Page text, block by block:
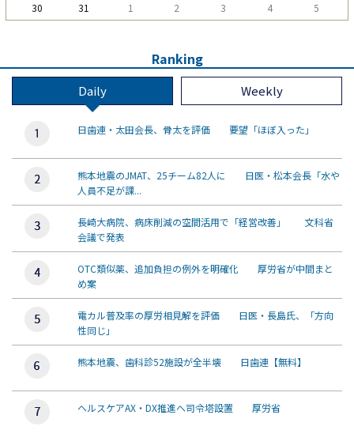
30
31 1 2 3 4 5
Ranking
Daily Weekly
日歯連・太田会長、骨太を評価 要望「ほぼ入った」
熊本地震のJMAT、25チーム82人に 日医・松本会長「水や
人員不足が課...
長崎大病院、病床削減の空間活用で「経営改善」 文科省
会議で発表
OTC類似薬、追加負担の例外を明確化 厚労省が中間まと
め案
電カル普及率の厚労相見解を評価 日医・長島氏、「方向
性同じ」
熊本地震、歯科診52施設が全半壊 日歯連【無料】
ヘルスケアAX・DX推進へ司令塔設置 厚労省